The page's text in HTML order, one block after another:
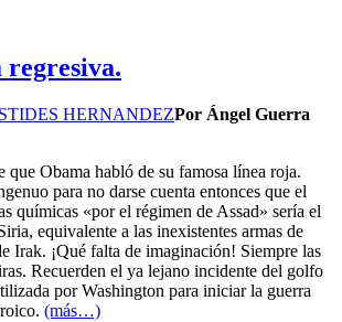
regresiva.
Por Ángel Guerra
que Obama habló de su famosa línea roja.
para no darse cuenta entonces que el
químicas «por el régimen de Assad» sería el
equivalente a las inexistentes armas de
Irak. ¡Qué falta de imaginación! Siempre las
Recuerden el ya lejano incidente del golfo
por Washington para iniciar la guerra
(más…)